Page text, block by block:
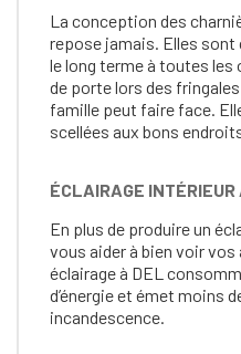
La conception des
repose jamais. Elles
le long terme à toutes
de porte lors des
famille peut faire face.
scellées aux bons
ÉCLAIRAGE INTÉRIEUR
En plus de produire un
vous aider à bien voir
éclairage à DEL
d’énergie et émet moins
incandescence.